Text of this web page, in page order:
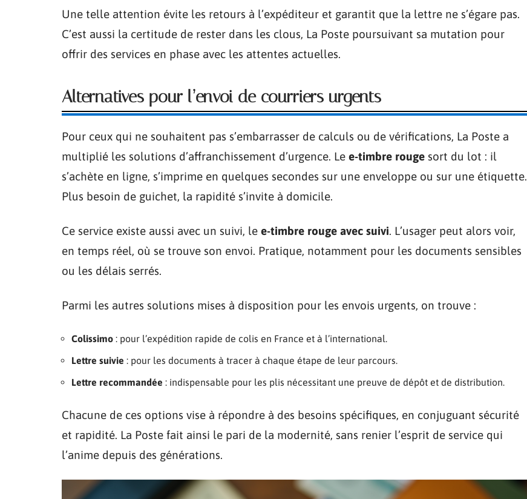
Une telle attention évite les retours à l’expéditeur et garantit que la lettre ne s’égare pas.
C’est aussi la certitude de rester dans les clous, La Poste poursuivant sa mutation pour
offrir des services en phase avec les attentes actuelles.
Alternatives pour l’envoi de courriers urgents
Pour ceux qui ne souhaitent pas s’embarrasser de calculs ou de vérifications, La Poste a
multiplié les solutions d’affranchissement d’urgence. Le e-timbre rouge sort du lot : il
s’achète en ligne, s’imprime en quelques secondes sur une enveloppe ou sur une étiquette.
Plus besoin de guichet, la rapidité s’invite à domicile.
Ce service existe aussi avec un suivi, le e-timbre rouge avec suivi. L’usager peut alors voir,
en temps réel, où se trouve son envoi. Pratique, notamment pour les documents sensibles
ou les délais serrés.
Parmi les autres solutions mises à disposition pour les envois urgents, on trouve :
Colissimo : pour l’expédition rapide de colis en France et à l’international.
Lettre suivie : pour les documents à tracer à chaque étape de leur parcours.
Lettre recommandée : indispensable pour les plis nécessitant une preuve de dépôt et de distribution.
Chacune de ces options vise à répondre à des besoins spécifiques, en conjuguant sécurité
et rapidité. La Poste fait ainsi le pari de la modernité, sans renier l’esprit de service qui
l’anime depuis des générations.